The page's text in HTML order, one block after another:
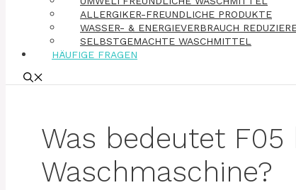
ALLERGIKER-FREUNDLICHE PRODUKTE
WASSER- & ENERGIEVERBRAUCH
SELBSTGEMACHTE WASCHMITTEL
HÄUFIGE FRAGEN
Was bedeutet F05
Waschmaschine?